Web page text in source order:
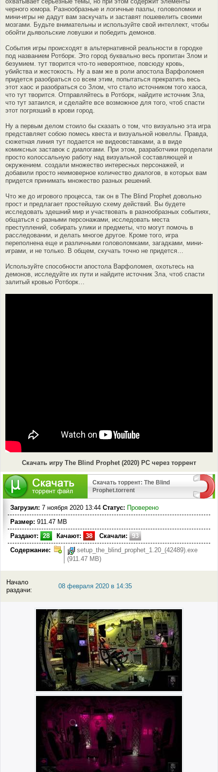
черного юмора. Разнообразные и логичные пазлы, головоломки и
мини-игры не дадут вам заскучать и заставят пошевелить своими
мозгами. Будьте внимательны и используйте свой интеллект, чтобы
обойти дьявольские ловушки и победить демонов.
События игры происходят в альтернативной реальности в городке
под названием Ротборк. Это город буквально весь пропитан Злом и
безумием. тут творится что-то невероятное, повсюду кровь,
убийства и жестокость. Ну а вам же в роли апостола Варфоломея
придется разобраться со всем этим, попытаться прекратить весь
этот хаос и разобраться со Злом, что стало источником того хаоса,
что тут творится. Отправляйтесь в Ротборк, найдите источник Зла,
что тут затаился, и сделайте все возможное для того, чтоб спасти
этот погрязший в крови город.
Ну а первым делом стоило бы сказать о том, что визуально эта игра
представляет собою помесь квеста и визуальной новеллы. Правда,
сюжетная линия тут подается не видеовставками, а в виде
комиксных заставок с диалогами. При этом, разработчики проделали
просто колоссальную работу над визуальной составляющей и
окружением. создали множество интересных персонажей, и
добавили просто неимоверное количество диалогов, в которых вам
придется принимать множество разных решений.
Что же до игрового процесса, так он в The Blind Prophet довольно
прост и предлагает простейшую схему действий. Вы будете
исследовать здешний мир и участвовать в разнообразных событиях,
общаться с разными персонажами, исследовать места
преступлений, собирать улики и предметы, что могут помочь в
расследовании, и делать многое другое. Кроме того, игра
переполнена еще и различными головоломками, загадками, мини-
играми, и не только. В общем, скучать точно не придется…
Используйте способности апостола Варфоломея, охотьтесь на
демонов, исследуйте их пути и найдите источник Зла, чтоб спасти
залитый кровью Ротборк…
Скачать игру The Blind Prophet (2020) PC через торрент
Скачать торрент: The Blind
Prophet.torrent
Загрузил: 7 ноября 2020 13:44 Статус: Проверено
Размер: 911.47 MB
Раздают:
28 Качают: 38 Скачали:
93
Содержание:
setup_the_blind_prophet_1.20_(42489).exe
(911.47 MB)
Начало
раздачи:
08 февраля 2020 в 14:35